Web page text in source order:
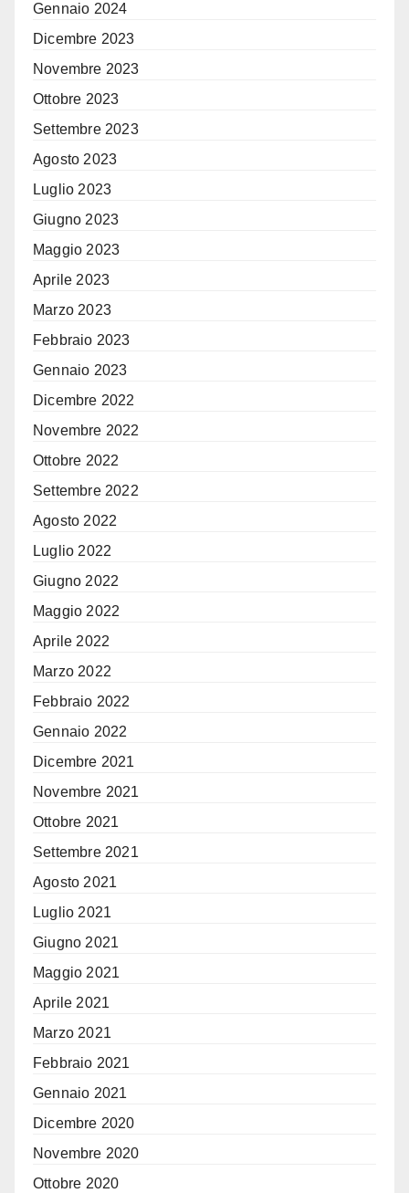
Gennaio 2024
Dicembre 2023
Novembre 2023
Ottobre 2023
Settembre 2023
Agosto 2023
Luglio 2023
Giugno 2023
Maggio 2023
Aprile 2023
Marzo 2023
Febbraio 2023
Gennaio 2023
Dicembre 2022
Novembre 2022
Ottobre 2022
Settembre 2022
Agosto 2022
Luglio 2022
Giugno 2022
Maggio 2022
Aprile 2022
Marzo 2022
Febbraio 2022
Gennaio 2022
Dicembre 2021
Novembre 2021
Ottobre 2021
Settembre 2021
Agosto 2021
Luglio 2021
Giugno 2021
Maggio 2021
Aprile 2021
Marzo 2021
Febbraio 2021
Gennaio 2021
Dicembre 2020
Novembre 2020
Ottobre 2020